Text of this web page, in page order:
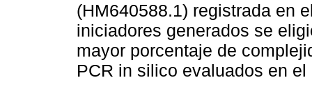
(HM640588.1) registrada en
iniciadores generados se
mayor porcentaje de
PCR in silico evaluados en